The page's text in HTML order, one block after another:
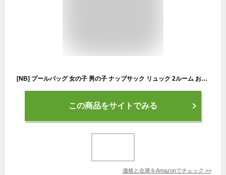
[NB] プールバッグ 女の子 男の子 ナップサック リュック 2ルーム おしゃれ プール 登山 スポーツ 防水 ジムバック大容量 乾湿分離 シューズ収納可能 (パープル)
この商品をサイトでみる
価格と在庫をAmazonでチェック >>